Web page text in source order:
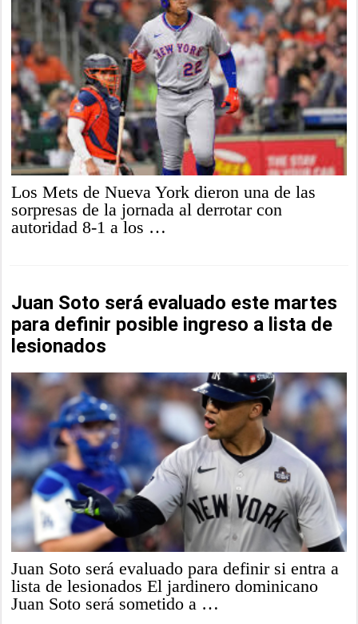
Los Mets de Nueva York dieron una de las
sorpresas de la jornada al derrotar con
autoridad 8-1 a los …
Juan Soto será evaluado este martes
para definir posible ingreso a lista de
lesionados
Juan Soto será evaluado para definir si entra a
lista de lesionados El jardinero dominicano
Juan Soto será sometido a …